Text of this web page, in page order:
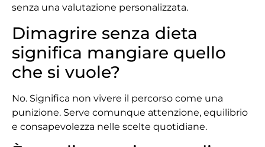
senza una valutazione personalizzata.
Dimagrire senza dieta
significa mangiare quello
che si vuole?
No. Significa non vivere il percorso come una
punizione. Serve comunque attenzione, equilibrio
e consapevolezza nelle scelte quotidiane.